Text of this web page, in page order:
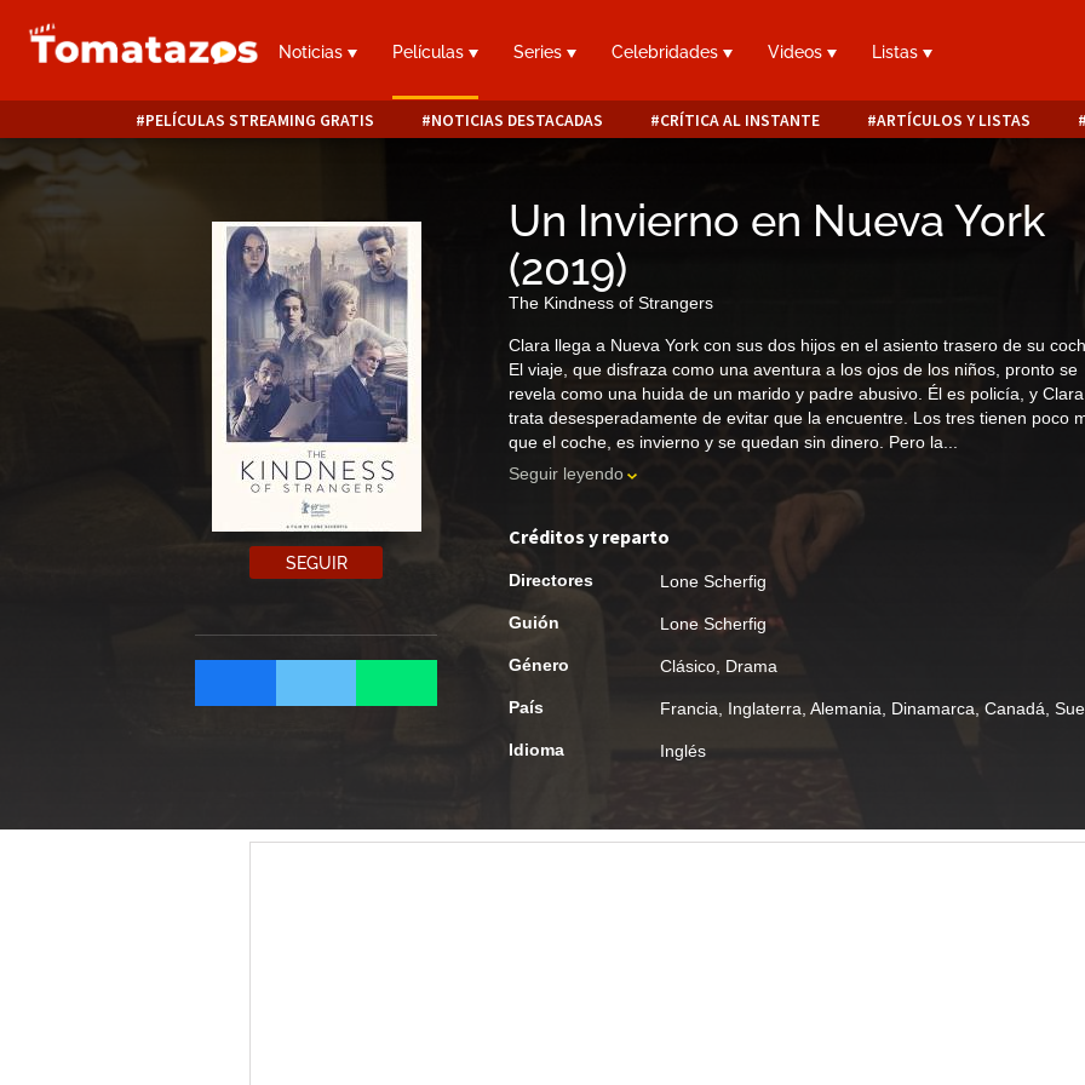
Noticias Películas Series Celebridades Videos Listas
PELÍCULAS STREAMING GRATIS NOTICIAS DESTACADAS CRÍTICA AL INSTANTE ARTÍCULOS Y LISTAS
SEGUIR
Un Invierno en Nueva York
(2019)
The Kindness of Strangers
Clara llega a Nueva York con sus dos hijos en el asiento trasero de su
El viaje, que disfraza como una aventura a los ojos de los niños, pronto se
revela como una huida de un marido y padre abusivo. Él es policía, y Clara
trata desesperadamente de evitar que la encuentre. Los tres tienen poco
que el coche, es invierno y se quedan sin dinero. Pero la...
Seguir leyendo
Créditos y reparto
Directores Lone Scherfig
Guión Lone Scherfig
Género Clásico Drama
País Francia, Inglaterra, Alemania, Dinamarca, Canadá,
Idioma Inglés